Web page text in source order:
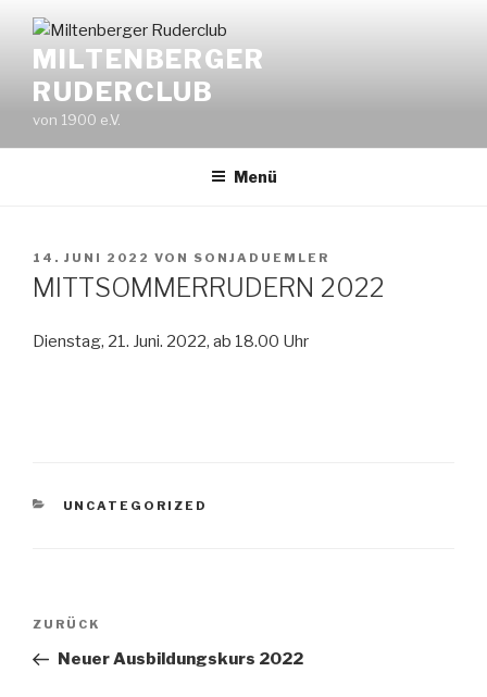
Inhalt
springenMILTENBERGER
RUDERCLUB
von 1900 e.V.
Menü
VERÖFFENTLICHT
AM
14. JUNI 2022 VON SONJADUEMLER
MITTSOMMERRUDERN 2022
Dienstag, 21. Juni. 2022, ab 18.00 Uhr
KATEGORIEN
UNCATEGORIZED
Beitragsnavigation
Vorheriger
Beitrag
ZURÜCK
Neuer Ausbildungskurs 2022